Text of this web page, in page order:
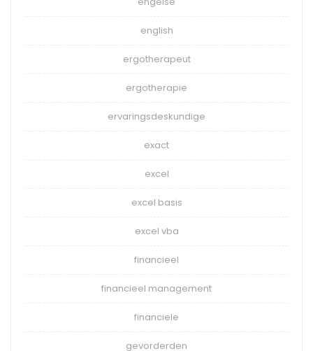
english
ergotherapeut
ergotherapie
ervaringsdeskundige
exact
excel
excel basis
excel vba
financieel
financieel management
financiele
gevorderden